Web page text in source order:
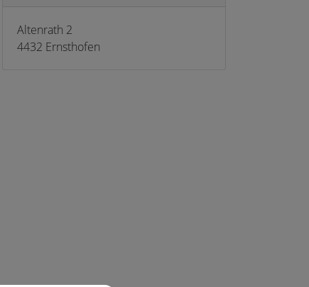
Altenrath 2
4432 Ernsthofen